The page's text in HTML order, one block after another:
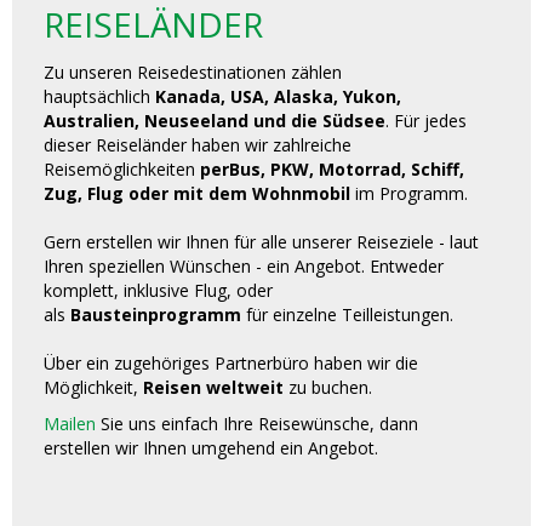
REISELÄNDER
Zu unseren Reisedestinationen zählen
hauptsächlich Kanada, USA, Alaska, Yukon,
Australien, Neuseeland und die Südsee. Für jedes
dieser Reiseländer haben wir zahlreiche
Reisemöglichkeiten perBus, PKW, Motorrad, Schiff,
Zug, Flug oder mit dem Wohnmobil im Programm.
Gern erstellen wir Ihnen für alle unserer Reiseziele - laut
Ihren speziellen Wünschen - ein Angebot. Entweder
komplett, inklusive Flug, oder
als Bausteinprogramm für einzelne Teilleistungen.
Über ein zugehöriges Partnerbüro haben wir die
Möglichkeit, Reisen weltweit zu buchen.
Mailen Sie uns einfach Ihre Reisewünsche, dann
erstellen wir Ihnen umgehend ein Angebot.